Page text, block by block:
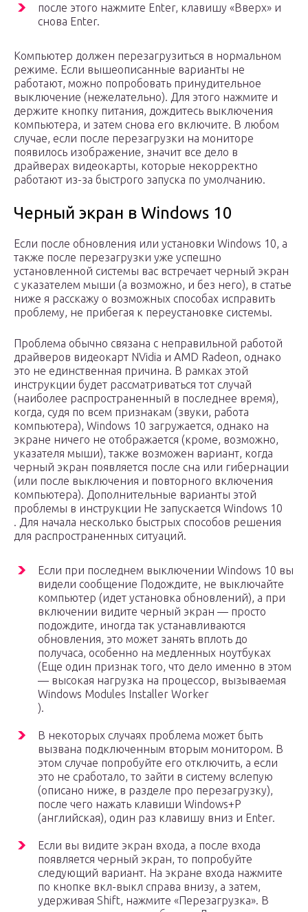
после этого нажмите Enter, клавишу «Вверх» и
снова Enter.
Компьютер должен перезагрузиться в нормальном
режиме. Если вышеописанные варианты не
работают, можно попробовать принудительное
выключение (нежелательно). Для этого нажмите и
держите кнопку питания, дождитесь выключения
компьютера, и затем снова его включите. В любом
случае, если после перезагрузки на мониторе
появилось изображение, значит все дело в
драйверах видеокарты, которые некорректно
работают из-за быстрого запуска по умолчанию.
Черный экран в Windows 10
Если после обновления или установки Windows 10, а
также после перезагрузки уже успешно
установленной системы вас встречает черный экран
с указателем мыши (а возможно, и без него), в статье
ниже я расскажу о возможных способах исправить
проблему, не прибегая к переустановке системы.
Проблема обычно связана с неправильной работой
драйверов видеокарт NVidia и AMD Radeon, однако
это не единственная причина. В рамках этой
инструкции будет рассматриваться тот случай
(наиболее распространенный в последнее время),
когда, судя по всем признакам (звуки, работа
компьютера), Windows 10 загружается, однако на
экране ничего не отображается (кроме, возможно,
указателя мыши), также возможен вариант, когда
черный экран появляется после сна или гибернации
(или после выключения и повторного включения
компьютера). Дополнительные варианты этой
проблемы в инструкции Не запускается Windows 10
. Для начала несколько быстрых способов решения
для распространенных ситуаций.
Если при последнем выключении Windows 10 вы
видели сообщение Подождите, не выключайте
компьютер (идет установка обновлений), а при
включении видите черный экран — просто
подождите, иногда так устанавливаются
обновления, это может занять вплоть до
получаса, особенно на медленных ноутбуках
(Еще один признак того, что дело именно в этом
— высокая нагрузка на процессор, вызываемая
Windows Modules Installer Worker
).
В некоторых случаях проблема может быть
вызвана подключенным вторым монитором. В
этом случае попробуйте его отключить, а если
это не сработало, то зайти в систему вслепую
(описано ниже, в разделе про перезагрузку),
после чего нажать клавиши Windows+P
(английская), один раз клавишу вниз и Enter.
Если вы видите экран входа, а после входа
появляется черный экран, то попробуйте
следующий вариант. На экране входа нажмите
по кнопке вкл-выкл справа внизу, а затем,
удерживая Shift, нажмите «Перезагрузка». В